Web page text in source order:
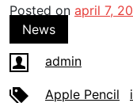
Posted on april 7,
News
admin
Apple Pencil